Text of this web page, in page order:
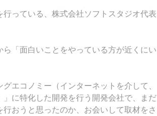
行っている、株式会社ソフトスタジオ代表
「面白いことをやっている方が近くにい
エコノミー（インターネットを介して、
に特化した開発を行う開発会社で、まだ
おうと思ったのか、お会いして取材をさ